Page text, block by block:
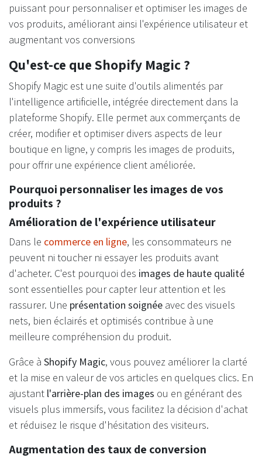
puissant pour personnaliser et optimiser les images de
vos produits, améliorant ainsi l'expérience utilisateur et
augmentant vos conversions
Qu'est-ce que Shopify Magic ?
Shopify Magic est une suite d'outils alimentés par
l'intelligence artificielle, intégrée directement dans la
plateforme Shopify. Elle permet aux commerçants de
créer, modifier et optimiser divers aspects de leur
boutique en ligne, y compris les images de produits,
pour offrir une expérience client améliorée.
Pourquoi personnaliser les images de vos
produits ?
Amélioration de l'expérience utilisateur
Dans le commerce en ligne, les consommateurs ne
peuvent ni toucher ni essayer les produits avant
d'acheter. C'est pourquoi des images de haute qualité
sont essentielles pour capter leur attention et les
rassurer. Une présentation soignée avec des visuels
nets, bien éclairés et optimisés contribue à une
meilleure compréhension du produit.
Grâce à Shopify Magic, vous pouvez améliorer la clarté
et la mise en valeur de vos articles en quelques clics. En
ajustant l'arrière-plan des images ou en générant des
visuels plus immersifs, vous facilitez la décision d'achat
et réduisez le risque d'hésitation des visiteurs.
Augmentation des taux de conversion